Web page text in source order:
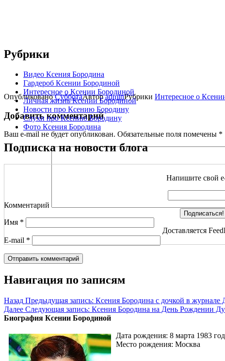
Рубрики
Видео Ксения Бородина
Гардероб Ксении Бородиной
Интересное о Ксении Бородиной
Личная жизнь Ксении Бородиной
Новости про Ксению Бородину
Слухи про Ксению Бородину
Фото Ксения Бородина
Подписка на новости блога
Напишите свой
Доставляется
Опубликовано СубботаАвтор adminРубрики Интересное о
Добавить комментарий
Ваш e-mail не будет опубликован. Обязательные поля помечены *
Комментарий
Имя *
E-mail *
Навигация по записям
Назад Предыдущая запись: Ксения Бородина с дочкой в журнале
Далее Следующая запись: Ксения Бородина на День Рождении
Биография Ксении Бородиной
Дата рождения: 8 марта 1983
Место рождения: Москва